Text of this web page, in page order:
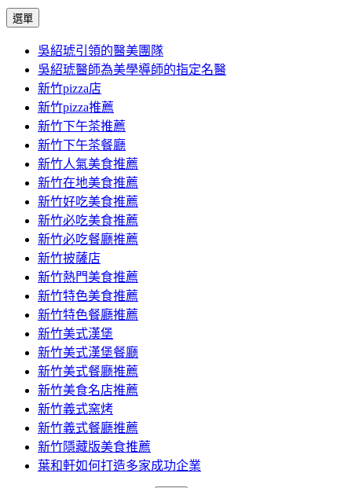
選單
主
要
內
容
吳紹琥引領的醫美團隊
吳紹琥醫師為美學導師的指定名醫
新竹pizza店
新竹pizza推薦
新竹下午茶推薦
新竹下午茶餐廳
新竹人氣美食推薦
新竹在地美食推薦
新竹好吃美食推薦
新竹必吃美食推薦
新竹必吃餐廳推薦
新竹披薩店
新竹熱門美食推薦
新竹特色美食推薦
新竹特色餐廳推薦
新竹美式漢堡
新竹美式漢堡餐廳
新竹美式餐廳推薦
新竹美食名店推薦
新竹義式窯烤
新竹義式餐廳推薦
新竹隱藏版美食推薦
葉和軒如何打造多家成功企業